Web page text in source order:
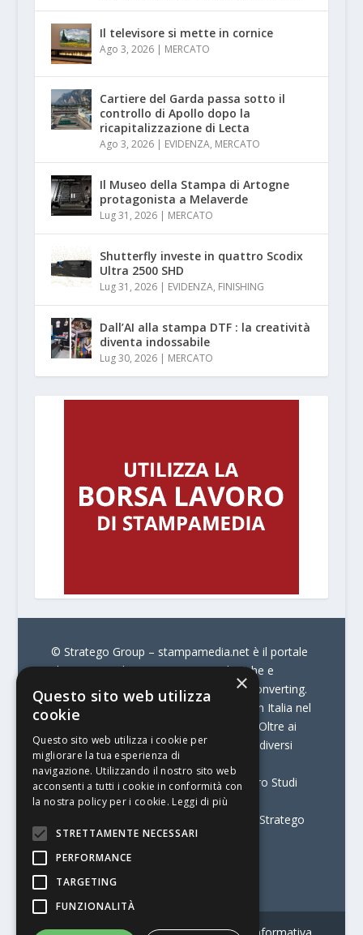
Il televisore si mette in cornice
Ago 3, 2026| MERCATO
Cartiere del Garda passa sotto il
controllo di Apollo dopo la
ricapitalizzazione di Lecta
Ago 3, 2026| EVIDENZA, MERCATO
Il Museo della Stampa di Artogne
protagonista a Melaverde
Lug 31, 2026| MERCATO
Shutterfly investe in quattro Scodix
Ultra 2500 SHD
Lug 31, 2026| EVIDENZA, FINISHING
Dall’AI alla stampa DTF : la creatività
diventa indossabile
Lug 30, 2026| MERCATO
© Stratego Group – stampamedia.net è il portale
che racconta le innovazioni tecnologiche e
l’attualità delle aziende di stampa e di converting.
È il portale di riferimento per chi opera in Italia nel
settore della comunicazione stampata. Oltre ai
contenuti, offre alla propria community diversi
servizi come: la Borsa Lavoro, la Print
Connection, i Big della Stampa e il Centro Studi
Printing.
Stampamedia.net è una delle testate di Stratego
Group.
Partita IVA07921450156
×
Questo sito web utilizza
cookie
Questo sito web utilizza i cookie per
migliorare la tua esperienza di
navigazione. Utilizzando il nostro sito web
acconsenti a tutti i cookie in conformità con
la nostra policy per i cookie. Leggi di più
STRETTAMENTE NECESSARI
PERFORMANCE
TARGETING
FUNZIONALITÀ